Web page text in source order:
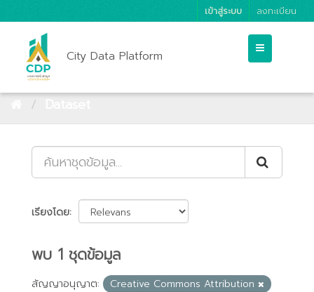
เข้าสู่ระบบ ลงทะเบียน
City Data Platform
เรียงโดย
พบ 1 ชุดข้อมูล
สัญญาอนุญาต:
Creative Commons Attribution